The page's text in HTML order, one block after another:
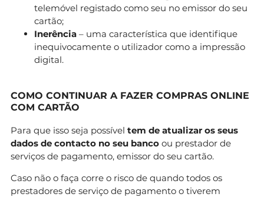
telemóvel registado como seu no emissor do seu
cartão;
Inerência – uma característica que identifique
inequivocamente o utilizador como a impressão
digital.
COMO CONTINUAR A FAZER COMPRAS ONLINE
COM CARTÃO
Para que isso seja possível tem de atualizar os seus
dados de contacto no seu banco ou prestador de
serviços de pagamento, emissor do seu cartão.
Caso não o faça corre o risco de quando todos os
prestadores de serviço de pagamento o tiverem